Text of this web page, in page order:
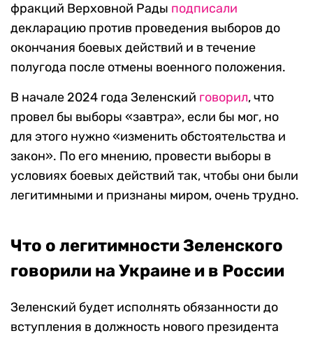
фракций Верховной Рады подписали
декларацию против проведения выборов до
окончания боевых действий и в течение
полугода после отмены военного положения.
В начале 2024 года Зеленский говорил, что
провел бы выборы «завтра», если бы мог, но
для этого нужно «изменить обстоятельства и
закон». По его мнению, провести выборы в
условиях боевых действий так, чтобы они были
легитимными и признаны миром, очень трудно.
Что о легитимности Зеленского
говорили на Украине и в России
Зеленский будет исполнять обязанности до
вступления в должность нового президента